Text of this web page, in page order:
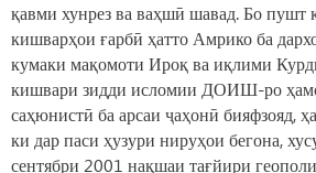
қавми хунрез ва ваҳшӣ шавад. Бо пушт
кишварҳои ғарбӣ ҳатто Амрико ба
кумаки мақомоти Ироқ ва иқлими
кишвари зидди исломии ДОИШ-ро
саҳюнистӣ ба арсаи ҷаҳонӣ бияфзояд,
ки дар паси ҳузури нируҳои бегона,
сентябри 2001 нақшаи тағйири